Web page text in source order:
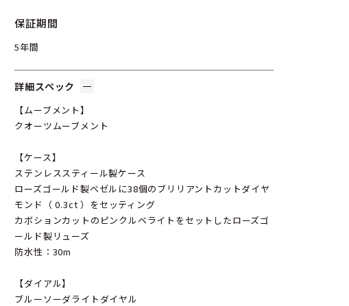
保証期間
5年間
詳細スペック
【ムーブメント】
クオーツムーブメント
【ケース】
ステンレススティール製ケース
ローズゴールド製ベゼルに38個のブリリアントカットダイヤ
モンド（ 0.3ct ）をセッティング
カボションカットのピンクルベライトをセットしたローズゴ
ールド製リューズ
防水性：30m
【ダイアル】
ブルーソーダライトダイヤル